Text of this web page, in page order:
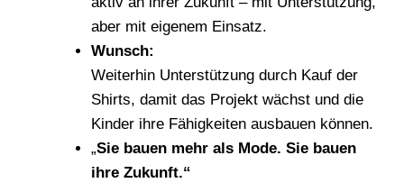
aber mit eigenem Einsatz.
Wunsch:
Weiterhin Unterstützung durch Kauf der
Shirts, damit das Projekt wächst und die
Kinder ihre Fähigkeiten ausbauen können.
„Sie bauen mehr als Mode. Sie bauen
ihre Zukunft.“